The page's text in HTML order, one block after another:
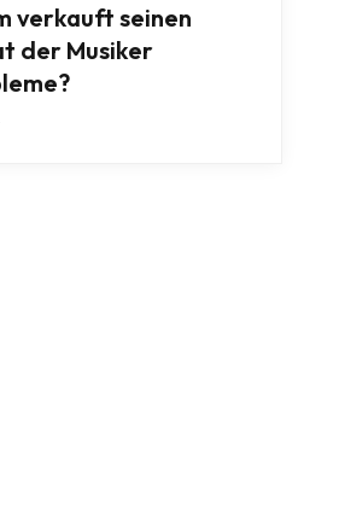
verkauft seinen
der Musiker